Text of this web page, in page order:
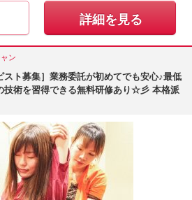
詳細を見る
ン
ト募集］業務委託が初めてでも安心♪最低
術を習得できる無料研修あり☆彡 本格派